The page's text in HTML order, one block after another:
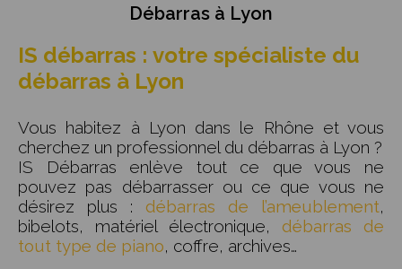
Débarras à Lyon
IS débarras : votre spécialiste du
débarras à Lyon
Vous habitez à Lyon dans le Rhône et vous
cherchez un professionnel du débarras à Lyon ?
IS Débarras enlève tout ce que vous ne
pouvez pas débarrasser ou ce que vous ne
désirez plus : débarras de l’ameublement,
bibelots, matériel électronique, débarras de
tout type de piano, coffre, archives…